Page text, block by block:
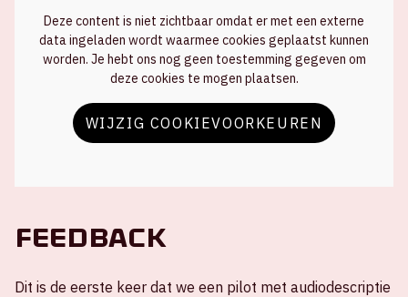
Deze content is niet zichtbaar omdat er met een externe
data ingeladen wordt waarmee cookies geplaatst kunnen
worden. Je hebt ons nog geen toestemming gegeven om
deze cookies te mogen plaatsen.
WIJZIG COOKIEVOORKEUREN
Feedback
Dit is de eerste keer dat we een pilot met audiodescriptie